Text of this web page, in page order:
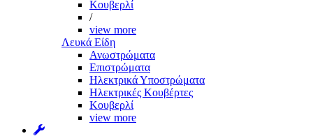
Κουβερλί
/
view more
Λευκά Είδη
Ανωστρώματα
Επιστρώματα
Ηλεκτρικά Υποστρώματα
Ηλεκτρικές Κουβέρτες
Κουβερλί
view more